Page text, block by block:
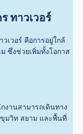
ทาวเวอร์
เวอร์ คือการอยู่ใกล้
ซึ่งช่วยเพิ่มทั้งโอกาส
งานสามารถเดินทาง
ขุมวิท สยาม และพื้นที่